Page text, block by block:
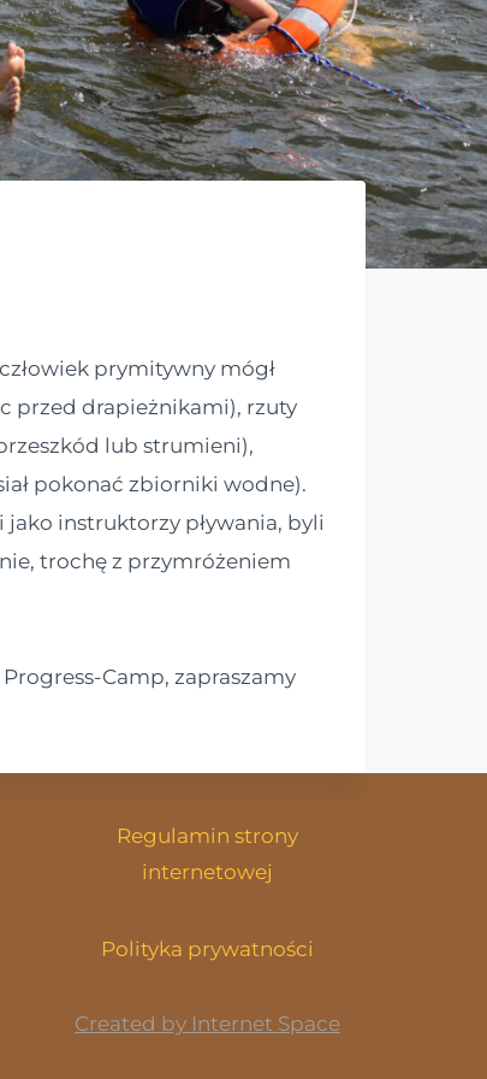
prymitywny mógł
przed drapieżnikami), rzuty
lub strumieni),
pokonać zbiorniki wodne).
jako instruktorzy pływania, byli
trochę z przymróżeniem
Camp, zapraszamy
Regulamin strony
internetowej
Polityka prywatności
Created by Internet Space